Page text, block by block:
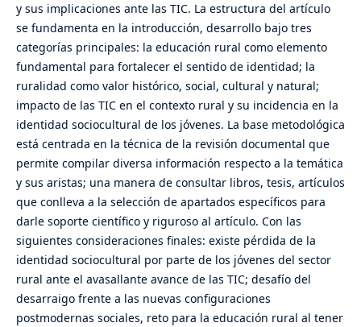
y sus implicaciones ante las TIC. La estructura del artículo
se fundamenta en la introducción, desarrollo bajo tres
categorías principales: la educación rural como elemento
fundamental para fortalecer el sentido de identidad; la
ruralidad como valor histórico, social, cultural y natural;
impacto de las TIC en el contexto rural y su incidencia en la
identidad sociocultural de los jóvenes. La base metodológica
está centrada en la técnica de la revisión documental que
permite compilar diversa información respecto a la temática
y sus aristas; una manera de consultar libros, tesis, artículos
que conlleva a la selección de apartados específicos para
darle soporte científico y riguroso al artículo. Con las
siguientes consideraciones finales: existe pérdida de la
identidad sociocultural por parte de los jóvenes del sector
rural ante el avasallante avance de las TIC; desafío del
desarraigo frente a las nuevas configuraciones
postmodernas sociales, reto para la educación rural al tener